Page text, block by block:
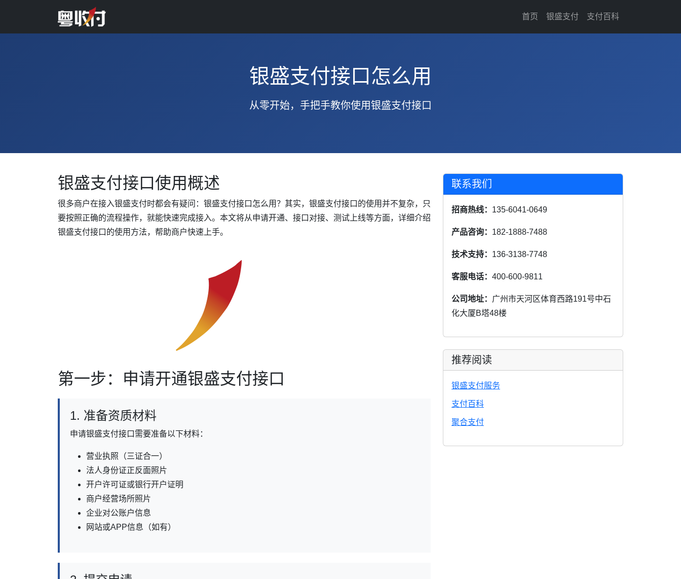
首页 银盛支付 支付百科
银盛支付接口怎么用
从零开始，手把手教你使用银盛支付接口
银盛支付接口使用概述
很多商户在接入银盛支付时都会有疑问：银盛支付接口怎么用？其实，银盛支付接口的使用并不复杂，只
要按照正确的流程操作，就能快速完成接入。本文将从申请开通、接口对接、测试上线等方面，详细介绍
银盛支付接口的使用方法，帮助商户快速上手。
第一步：申请开通银盛支付接口
1. 准备资质材料
申请银盛支付接口需要准备以下材料：
营业执照（三证合一）
法人身份证正反面照片
开户许可证或银行开户证明
商户经营场所照片
企业对公账户信息
网站或APP信息（如有）
联系我们
招商热线： 135-6041-0649
产品咨询： 182-1888-7488
技术支持： 136-3138-7748
客服电话： 400-600-9811
公司地址： 广州市天河区体育西路191号中石
化大厦B塔48楼
推荐阅读
银盛支付服务
支付百科
聚合支付